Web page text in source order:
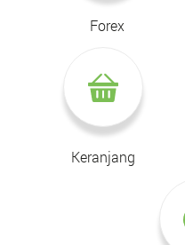
Forex
Keranjang